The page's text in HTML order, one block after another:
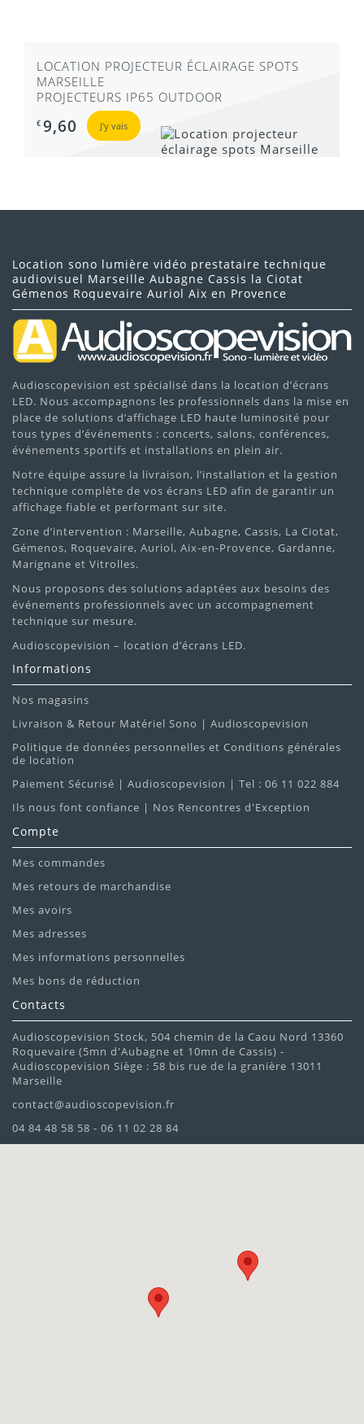
LOCATION PROJECTEUR ÉCLAIRAGE SPOTS
MARSEILLE
PROJECTEURS IP65 OUTDOOR
€ 9,60 J'y vais
Location sono lumière vidéo prestataire technique
audiovisuel Marseille Aubagne Cassis la Ciotat
Gémenos Roquevaire Auriol Aix en Provence
Audioscopevision est spécialisé dans la location d’écrans
LED. Nous accompagnons les professionnels dans la mise en
place de solutions d’affichage LED haute luminosité pour
tous types d’événements : concerts, salons, conférences,
événements sportifs et installations en plein air.
Notre équipe assure la livraison, l’installation et la gestion
technique complète de vos écrans LED afin de garantir un
affichage fiable et performant sur site.
Zone d’intervention : Marseille, Aubagne, Cassis, La Ciotat,
Gémenos, Roquevaire, Auriol, Aix-en-Provence, Gardanne,
Marignane et Vitrolles.
Nous proposons des solutions adaptées aux besoins des
événements professionnels avec un accompagnement
technique sur mesure.
Audioscopevision – location d’écrans LED.
Informations
Nos magasins
Livraison & Retour Matériel Sono | Audioscopevision
Politique de données personnelles et Conditions générales
de location
Paiement Sécurisé | Audioscopevision | Tel : 06 11 022 884
Ils nous font confiance | Nos Rencontres d'Exception
Compte
Mes commandes
Mes retours de marchandise
Mes avoirs
Mes adresses
Mes informations personnelles
Mes bons de réduction
Contacts
Audioscopevision Stock, 504 chemin de la Caou Nord 13360
Roquevaire (5mn d'Aubagne et 10mn de Cassis) -
Audioscopevision Siège : 58 bis rue de la granière 13011
Marseille
contact@audioscopevision.fr
04 84 48 58 58 - 06 11 02 28 84